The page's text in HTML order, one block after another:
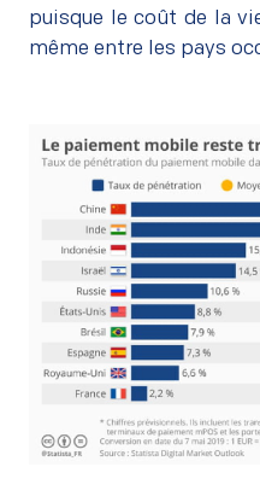
puisque le coût de la
même entre les pays